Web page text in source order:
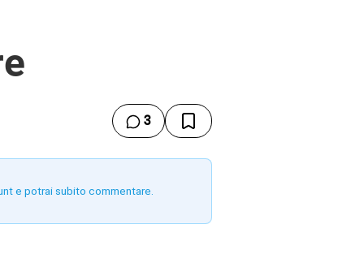
3
e potrai subito commentare.